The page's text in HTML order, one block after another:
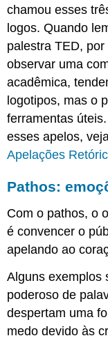
apelos
retóricos
em
um
texto
Prática
extra
apelos
retóricos
Trabalhos
Licenças
atribuição
Conteúdo
licenciado
original
Todos
direitos
reservados
chamou esses
logos. Quando
palestra TED,
observar uma
acadêmica,
logotipos, mas o
ferramentas
esses apelos,
Apelações
Pathos:
Com o pathos, o
é convencer o
apelando ao
Alguns exemplos
poderoso de
despertam uma
medo devido às